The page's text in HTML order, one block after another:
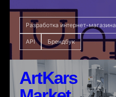
Разработка интернет-магазина
API Брендбук
ArtKars